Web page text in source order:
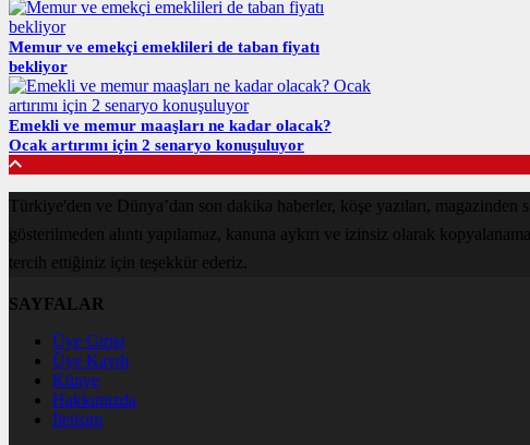
Memur ve emekçi emeklileri de taban fiyatı
bekliyor
Emekli ve memur maaşları ne kadar olacak?
Ocak artırımı için 2 senaryo konuşuluyor
Türkiye'den ve Dünya’dan son dakika haberler, köşe yazıları,
gösterilmeden alıntı yapılamaz, kanuna aykırı ve izinsiz olarak
tercih ettiğiniz için teşekkür ederiz.
SAYFALAR
Üye Girişi
Üye Kaydı
Künye
Hakkımızda
İletişim